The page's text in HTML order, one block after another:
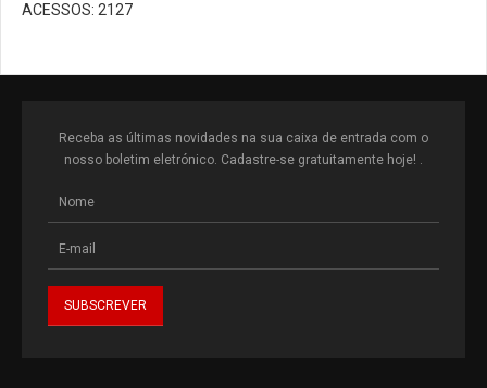
ACESSOS: 2127
Receba as últimas novidades na sua caixa de entrada com o
nosso boletim eletrónico. Cadastre-se gratuitamente hoje! .